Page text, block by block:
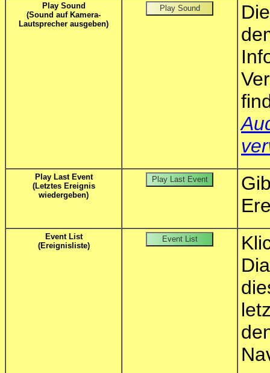
Play Sound
(Sound auf Kamera-
Lautsprecher ausgeben)
Play Last Event
(Letztes Ereignis
wiedergeben)
Event List
(Ereignisliste)